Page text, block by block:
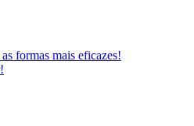
formas mais eficazes!